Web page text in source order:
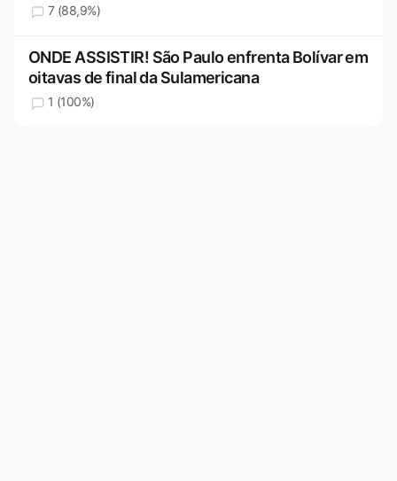
7 (88,9%)
ONDE ASSISTIR! São Paulo enfrenta Bolívar em
oitavas de final da Sulamericana
1 (100%)